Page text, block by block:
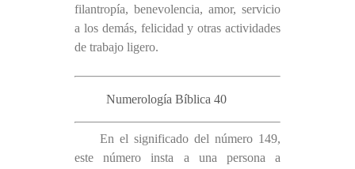
filantropía, benevolencia, amor, servicio
a los demás, felicidad y otras actividades
de trabajo ligero.
Numerología Bíblica 40
En el significado del número 149,
este número insta a una persona a